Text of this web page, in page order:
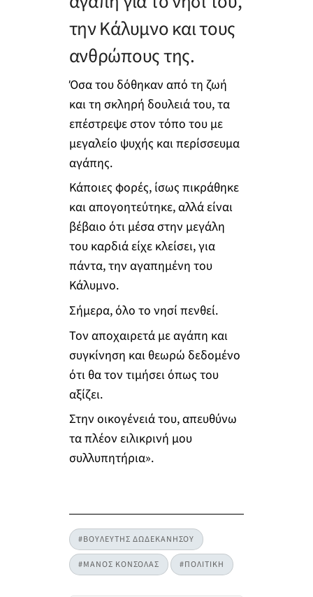
την Κάλυμνο και τους
ανθρώπους της.
Όσα του δόθηκαν από τη ζωή
και τη σκληρή δουλειά του, τα
επέστρεψε στον τόπο του με
μεγαλείο ψυχής και περίσσευμα
αγάπης.
Κάποιες φορές, ίσως πικράθηκε
και απογοητεύτηκε, αλλά είναι
βέβαιο ότι μέσα στην μεγάλη
του καρδιά είχε κλείσει, για
πάντα, την αγαπημένη του
Κάλυμνο.
Σήμερα, όλο το νησί πενθεί.
Τον αποχαιρετά με αγάπη και
συγκίνηση και θεωρώ δεδομένο
ότι θα τον τιμήσει όπως του
αξίζει.
Στην οικογένειά του, απευθύνω
τα πλέον ειλικρινή μου
συλλυπητήρια».
#ΒΟΥΛΕΥΤΗΣ ΔΩΔΕΚΑΝΗΣΟΥ
#ΜΑΝΟΣ ΚΟΝΣΟΛΑΣ #ΠΟΛΙΤΙΚΗ